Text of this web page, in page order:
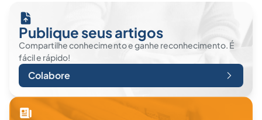
Publique seus artigos
Compartilhe conhecimento e ganhe reconhecimento. É
fácil e rápido!
Colabore